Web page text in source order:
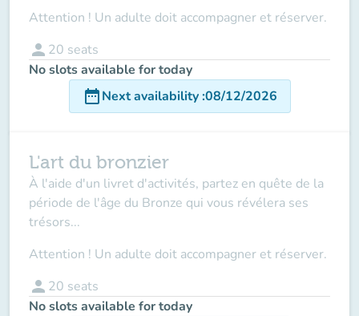
Attention ! Un adulte doit accompagner et réserver.
person 20 seats
No slots available for today
date_rangeNext availability:08/12/2026
L'art du bronzier
À l'aide d'un livret d'activités, partez en quête de la
période de l'âge du Bronze qui vous révélera ses
trésors...
Attention ! Un adulte doit accompagner et réserver.
person 20 seats
No slots available for today